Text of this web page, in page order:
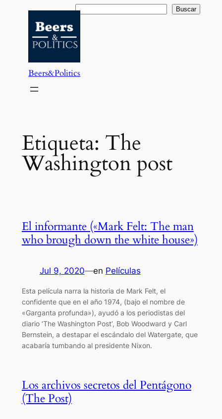
contenido
Buscar Buscar
Beers&Politics
Etiqueta: The
Washington post
El informante («Mark Felt: The man
who brough down the white house»)
Jul 9, 2020—en Películas
Esta película narra la historia de Mark Felt, el
confidente que en el año 1974, (bajo el nombre de
«Garganta profunda»), ayudó a los periodistas del
diario ‘The Washington Post’, Bob Woodward y Carl
Bernstein, a destapar el escándalo del Watergate, que
acabaría tumbando al presidente Nixon.
Los archivos secretos del Pentágono
(The Post)